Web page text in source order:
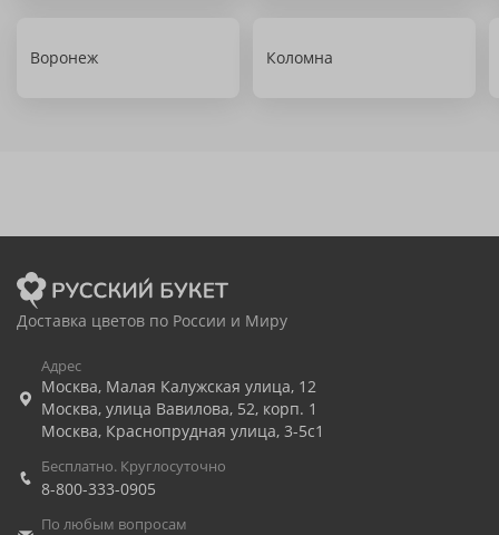
Воронеж Коломна
Доставка цветов по России и Миру
Адрес
Москва, Малая Калужская улица, 12
Москва, улица Вавилова, 52, корп. 1
Москва, Краснопрудная улица, 3-5с1
Бесплатно. Круглосуточно
8-800-333-0905
По любым вопросам